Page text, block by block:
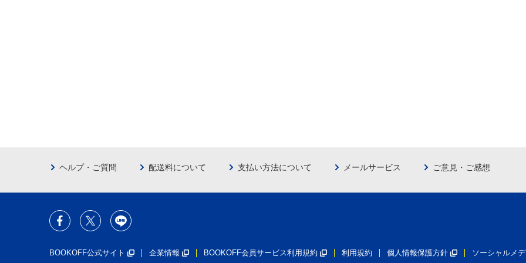
ヘルプ・ご質問 配送料について 支払い方法について メールサービス ご意見・ご感想
BOOKOFF公式サイト 企業情報 BOOKOFF会員サービス利用規約 利用規約 個人情報保護方針 ソーシャルメ